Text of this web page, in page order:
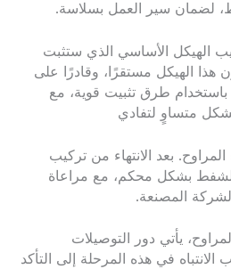
لضمان سير العمل بسلاسة.
الهيكل الأساسي الذي ستثبت
هذا الهيكل مستقرًا، وقادرًا على
طرق تثبيت قوية، مع
متساوٍ لتفادي
بعد الانتهاء من تركيب
الشفط بشكل محكم، مع مراعاة
المصنعة.
يأتي دور التوصيلات
الانتباه في هذه المرحلة إلى التأكد